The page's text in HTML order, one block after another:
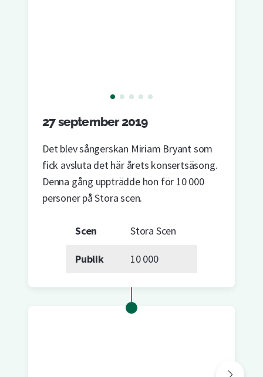
27 september 2019
Det blev sångerskan Miriam Bryant som
fick avsluta det här årets konsertsäsong.
Denna gång uppträdde hon för 10 000
personer på Stora scen.
Scen Stora Scen
Publik 10 000